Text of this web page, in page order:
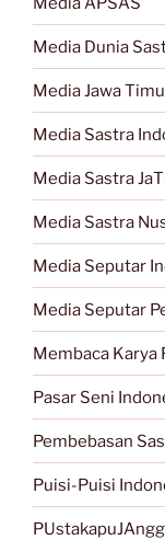
Media Dunia
Media Jawa
Media Sastra
Media Sastra
Media Sastra
Media Seputar
Media Seputar
Membaca Karya
Pasar Seni
Pembebasan
Puisi-Puisi